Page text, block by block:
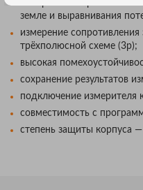
земле и выравнивания
измерение
трёхполюсной схеме (3p);
высокая
сохранение результатов
подключение измерителя
совместимость с
степень защиты корпуса